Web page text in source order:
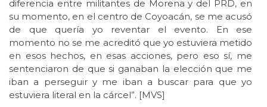
diferencia entre militantes de Morena y del PRD, en
su momento, en el centro de Coyoacán, se me acusó
de que quería yo reventar el evento. En ese
momento no se me acreditó que yo estuviera metido
en esos hechos, en esas acciones, pero eso sí, me
sentenciaron de que si ganaban la elección que me
iban a perseguir y me iban a buscar para que yo
estuviera literal en la cárcel”. [MVS]